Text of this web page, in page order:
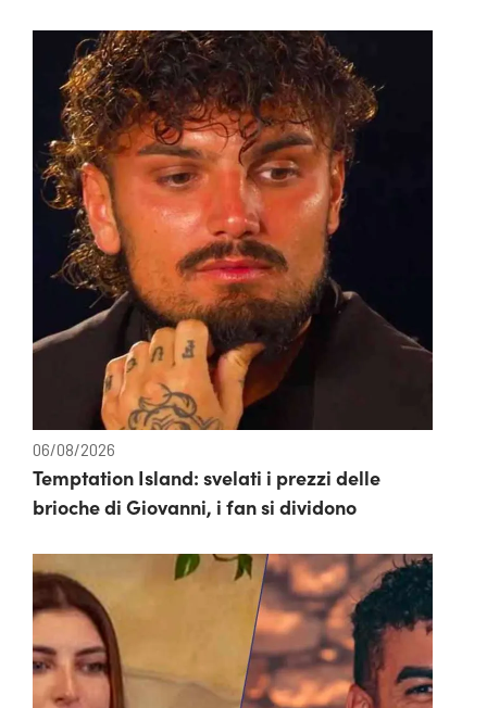
06/08/2026
Temptation Island: svelati i prezzi delle
brioche di Giovanni, i fan si dividono